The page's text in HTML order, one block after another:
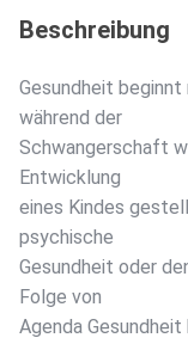
Beschreibung
Gesundheit
während der
Schwangerschaft
Entwicklung
eines Kindes
psychische
Gesundheit oder
Folge von
Agenda